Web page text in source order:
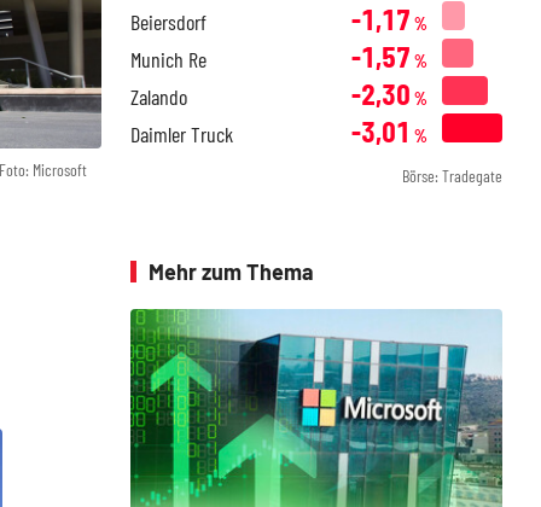
Foto: Microsoft
Beiersdorf -1,17 %
Munich Re -1,57 %
Zalando -2,30 %
Daimler Truck -3,01 %
Börse: Tradegate
Mehr zum Thema